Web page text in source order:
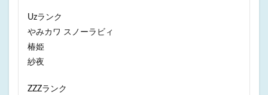
Uzランク
やみカワ スノーラビィ
椿姫
紗夜
ZZZランク